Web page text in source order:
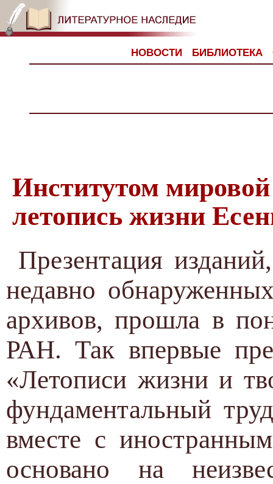
НОВОСТИ БИБЛИОТЕКА
Институтом
летопись жизни
Презентация
недавно
архивов, прошла в
РАН. Так впервые
«Летописи жизни и
фундаментальный
вместе с
основано на